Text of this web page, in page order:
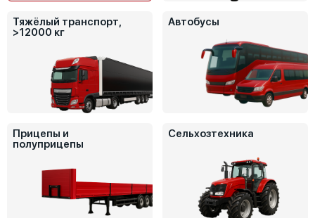
Тяжёлый транспорт,
>12000 кг
Автобусы
Прицепы и
полуприцепы
Сельхозтехника